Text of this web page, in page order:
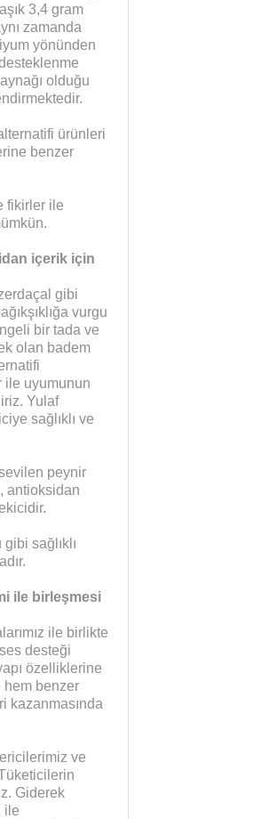
3,4 gram
zamanda
yönünden
olduğu
ürünleri
benzer
fikirler ile
içerik için
gibi
vurgu
bir tada ve
olan badem
ile uyumunun
Yulaf
sağlıklı ve
peynir
antioksidan
sağlıklı
ile birleşmesi
ile birlikte
desteği
özelliklerine
benzer
kazanmasında
ve
Giderek
ile